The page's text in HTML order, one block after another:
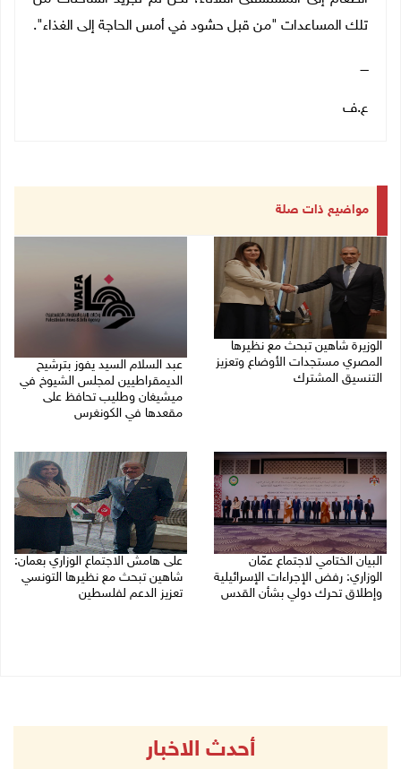
تلك المساعدات "من قبل حشود في أمس الحاجة إلى الغذاء".
ــــ
ع.ف
مواضيع ذات صلة
الوزيرة شاهين تبحث مع نظيرها
المصري مستجدات الأوضاع وتعزيز
التنسيق المشترك
عبد السلام السيد يفوز بترشيح
الديمقراطيين لمجلس الشيوخ في
ميشيغان وطليب تحافظ على
مقعدها في الكونغرس
البيان الختامي لاجتماع عمّان
الوزاري: رفض الإجراءات الإسرائيلية
وإطلاق تحرك دولي بشأن القدس
على هامش الاجتماع الوزاري بعمان:
شاهين تبحث مع نظيرها التونسي
تعزيز الدعم لفلسطين
أحدث الاخبار